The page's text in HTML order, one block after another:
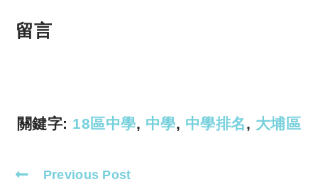
k
p
留言
關鍵字: 18區中學, 中學, 中學排名, 大埔區
Read
Previous Post